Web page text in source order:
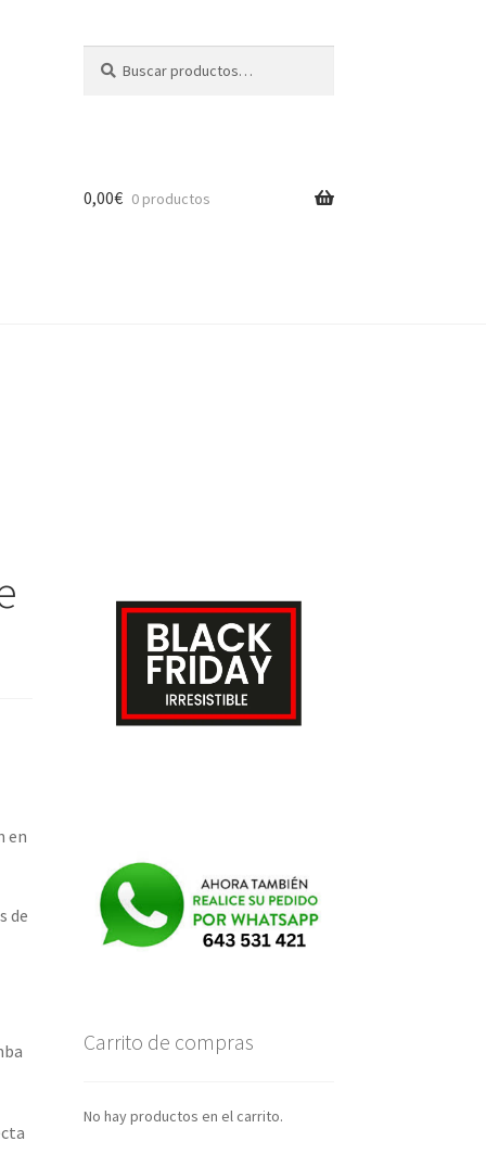
por:
0,00€ 0 productos
en
de
Carrito de compras
No hay productos en el carrito.